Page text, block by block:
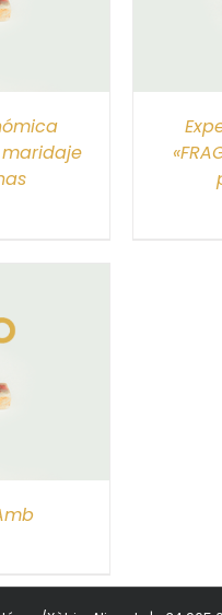
maridaje